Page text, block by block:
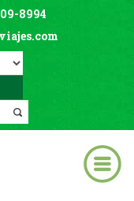
8994